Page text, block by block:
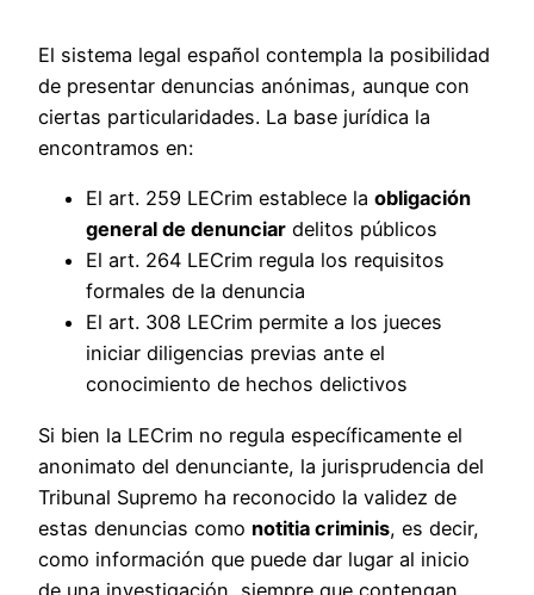
El sistema legal español contempla la posibilidad
de presentar denuncias anónimas, aunque con
ciertas particularidades. La base jurídica la
encontramos en:
El art. 259 LECrim establece la obligación
general de denunciar delitos públicos
El art. 264 LECrim regula los requisitos
formales de la denuncia
El art. 308 LECrim permite a los jueces
iniciar diligencias previas ante el
conocimiento de hechos delictivos
Si bien la LECrim no regula específicamente el
anonimato del denunciante, la jurisprudencia del
Tribunal Supremo ha reconocido la validez de
estas denuncias como notitia criminis, es decir,
como información que puede dar lugar al inicio
de una investigación, siempre que contengan